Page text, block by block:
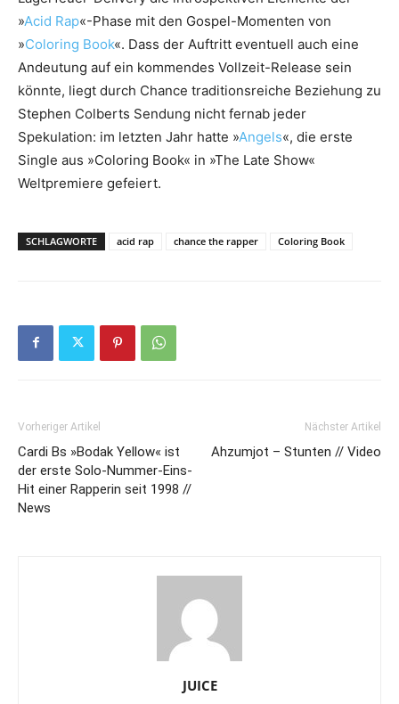
»Acid Rap«-Phase mit den Gospel-Momenten von
»Coloring Book«. Dass der Auftritt eventuell auch eine
Andeutung auf ein kommendes Vollzeit-Release sein
könnte, liegt durch Chance traditionsreiche Beziehung zu
Stephen Colberts Sendung nicht fernab jeder
Spekulation: im letzten Jahr hatte »Angels«, die erste
Single aus »Coloring Book« in »The Late Show«
Weltpremiere gefeiert.
SCHLAGWORTE acid rap chance the rapper Coloring Book
Vorheriger Artikel
Cardi Bs »Bodak Yellow« ist
der erste Solo-Nummer-Eins-
Hit einer Rapperin seit 1998 //
News
Nächster Artikel
Ahzumjot – Stunten // Video
JUICE